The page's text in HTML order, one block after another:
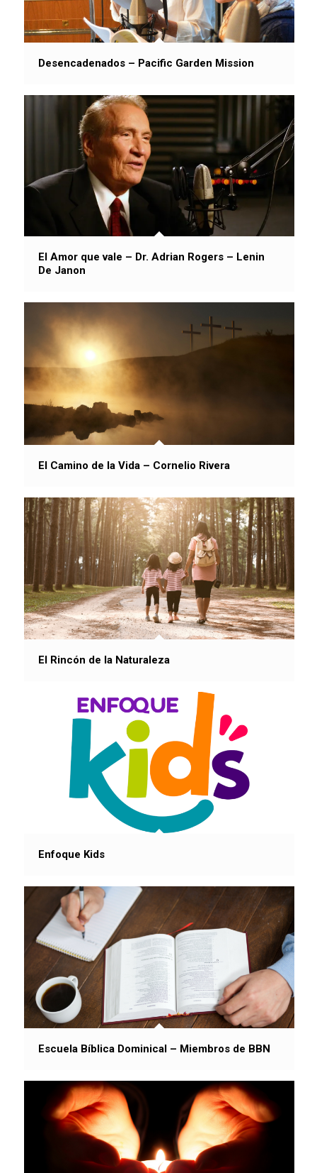
Desencadenados – Pacific Garden Mission
El Amor que vale – Dr. Adrian Rogers – Lenin
De Janon
El Camino de la Vida – Cornelio Rivera
El Rincón de la Naturaleza
Enfoque Kids
Escuela Bíblica Dominical – Miembros de BBN